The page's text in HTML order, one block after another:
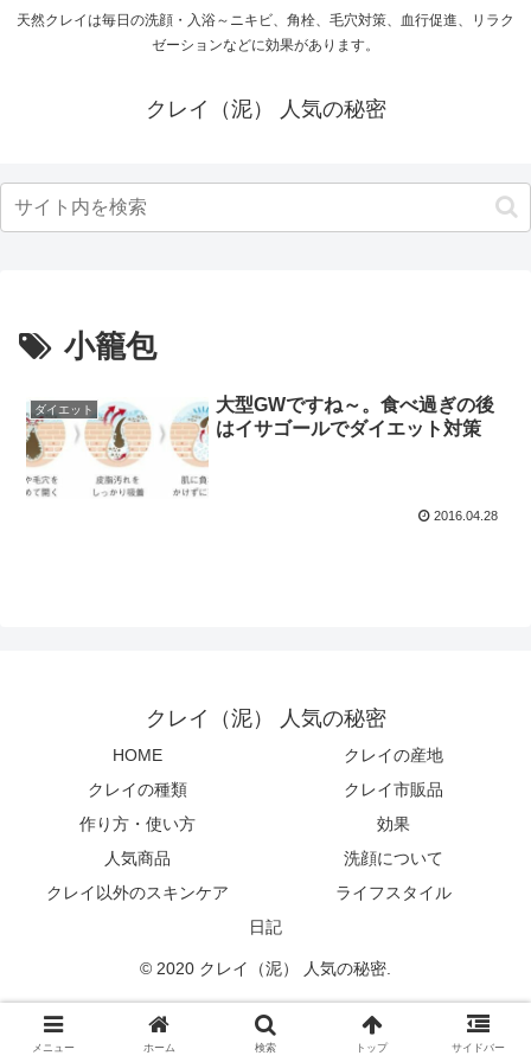
天然クレイは毎日の洗顔・入浴～ニキビ、角栓、毛穴対策、血行促進、リラク
ゼーションなどに効果があります。
クレイ（泥） 人気の秘密
小籠包
ダイエット
大型GWですね～。食べ過ぎの後
はイサゴールでダイエット対策
2016.04.28
クレイ（泥） 人気の秘密
HOME
クレイの産地
クレイの種類
クレイ市販品
作り方・使い方
効果
人気商品
洗顔について
クレイ以外のスキンケア
ライフスタイル
日記
© 2020 クレイ（泥） 人気の秘密.
メニュー ホーム 検索 トップ サイドバー